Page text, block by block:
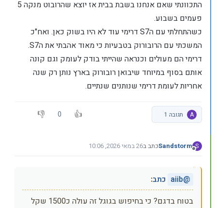
התכוונתי שאם אנחנו בשבת בבית אז יוצא שהרובוט מנקה 5
פעמים בשבוע.
כשהתחלתי עם הS7 דרימי עוד לא היו בשוק כאן. ואח"כ
המשכתי עם הרובורוק בטבעיות כי מאוד אהבתי את הS7.
דרימי הם מעולים וכנראה שהייתי בודק לעומק וגם קונה
אותם בסוף במיוחד שיבואן רובורוק בארץ נותן רק שנה
אחריות לעומת דרימי שנותנים שנתיים.
A תגובה 1 0
S
מנותק
Sandstormכתב ב26 במאי 2026, 10:06
נערך לאחרונה על ידי
@
aiib כתב:
בטוח בדגם? כי בחיפוש בגוגל זה עולה כ1500 שקל